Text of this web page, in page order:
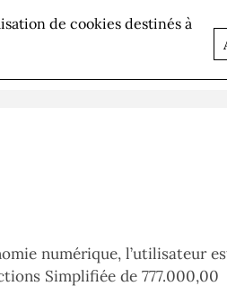
de cookies destinés à
numérique, l’utilisateur
Simplifiée de 777.000,00